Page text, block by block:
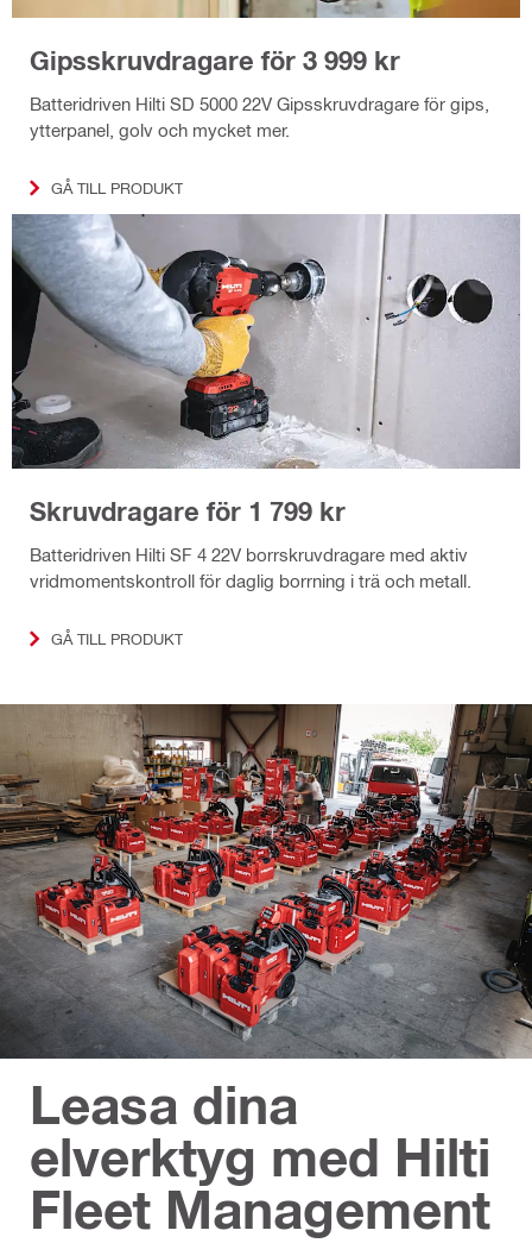
Gipsskruvdragare för 3 999 kr
Batteridriven Hilti SD 5000 22V Gipsskruvdragare för gips,
ytterpanel, golv och mycket mer.
GÅ TILL PRODUKT
Skruvdragare för 1 799 kr
Batteridriven Hilti SF 4 22V borrskruvdragare med aktiv
vridmomentskontroll för daglig borrning i trä och metall.
GÅ TILL PRODUKT
Leasa dina
elverktyg med Hilti
Fleet Management